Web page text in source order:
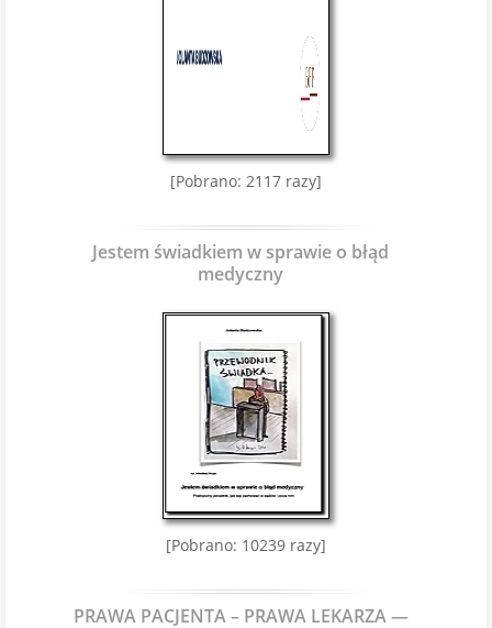
[Pobrano: 2117 razy]
Jestem świadkiem w sprawie o błąd
medyczny
[Pobrano: 10239 razy]
PRAWA PACJENTA – PRAWA LEKARZA —